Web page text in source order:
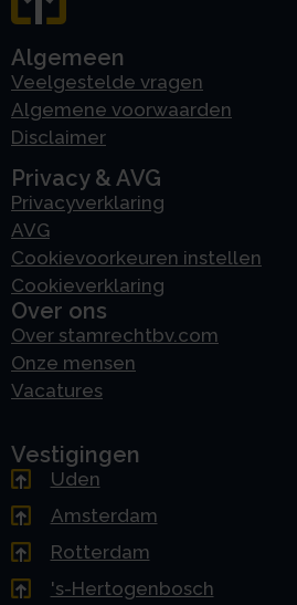
Algemeen
Veelgestelde vragen
Algemene voorwaarden
Disclaimer
Privacy & AVG
Privacyverklaring
AVG
Cookievoorkeuren instellen
Cookieverklaring
Over ons
Over stamrechtbv.com
Onze mensen
Vacatures
Vestigingen
Uden
Amsterdam
Rotterdam
's-Hertogenbosch